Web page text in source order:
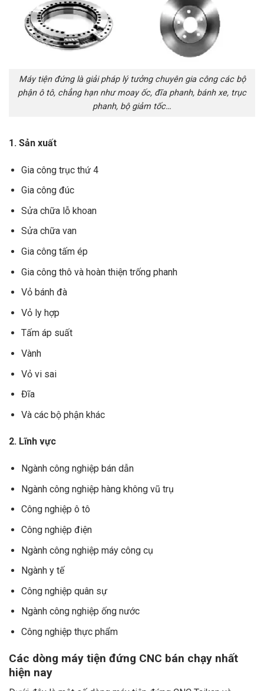
Máy tiện đứng là giải pháp lý tưởng chuyên gia công các bộ
phận ô tô, chẳng hạn như moay ốc, đĩa phanh, bánh xe, trục
phanh, bộ giảm tốc…
1. Sản xuất
Gia công trục thứ 4
Gia công đúc
Sửa chữa lỗ khoan
Sửa chữa van
Gia công tấm ép
Gia công thô và hoàn thiện trống phanh
Vỏ bánh đà
Vỏ ly hợp
Tấm áp suất
Vành
Vỏ vi sai
Đĩa
Và các bộ phận khác
2. Lĩnh vực
Ngành công nghiệp bán dẫn
Ngành công nghiệp hàng không vũ trụ
Công nghiệp ô tô
Công nghiệp điện
Ngành công nghiệp máy công cụ
Ngành y tế
Công nghiệp quân sự
Ngành công nghiệp ống nước
Công nghiệp thực phẩm
Các dòng máy tiện đứng CNC bán chạy nhất
hiện nay